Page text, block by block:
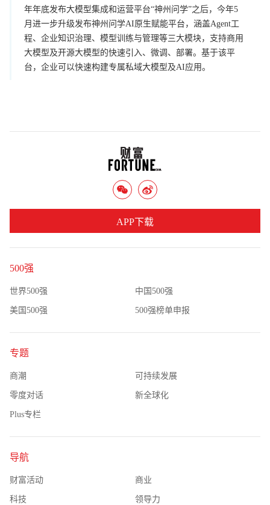
年年底发布大模型集成和运营平台“神州问学”之后，今年5
月进一步升级发布神州问学AI原生赋能平台，涵盖Agent工
程、企业知识治理、模型训练与管理等三大模块，支持商用
大模型及开源大模型的快速引入、微调、部署。基于该平
台，企业可以快速构建专属私域大模型及AI应用。
500强
世界500强 中国500强
美国500强 500强榜单申报
专题
商潮 可持续发展
零度对话 新全球化
Plus专栏
导航
财富活动 商业
科技 领导力
APP下载